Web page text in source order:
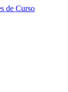
de Curso